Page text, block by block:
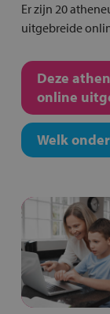
Er zijn 20
uitgebreide
Deze
online
Welk